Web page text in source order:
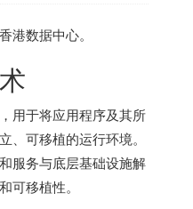
港数据中心。
用于将应用程序及其所
、可移植的运行环境。
服务与底层基础设施解
可移植性。